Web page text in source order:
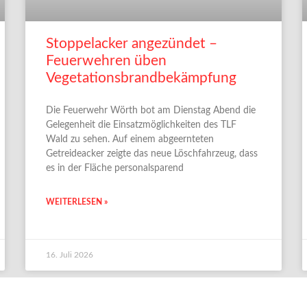
Stoppelacker angezündet –
Feuerwehren üben
Vegetationsbrandbekämpfung
Die Feuerwehr Wörth bot am Dienstag Abend die
Gelegenheit die Einsatzmöglichkeiten des TLF
Wald zu sehen. Auf einem abgeernteten
Getreideacker zeigte das neue Löschfahrzeug, dass
es in der Fläche personalsparend
WEITERLESEN »
16. Juli 2026